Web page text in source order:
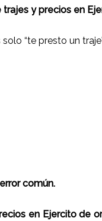
trajes y precios en
“te presto un
común.
en Ejercito de